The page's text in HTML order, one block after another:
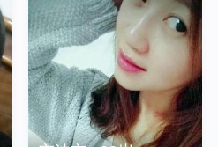
撩TA
员
撩TA
撩TA